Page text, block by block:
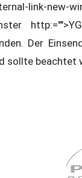
link-new-
Der
sollte beachtet